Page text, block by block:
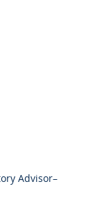
Advisor–